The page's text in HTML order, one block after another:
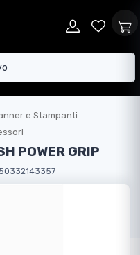
e Stampanti
POWER GRIP